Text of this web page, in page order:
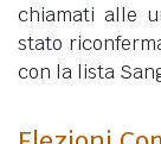
chiamati alle
stato
con la lista